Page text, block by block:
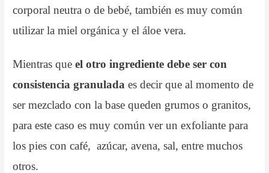
corporal neutra o de bebé, también es muy común
utilizar la miel orgánica y el áloe vera.
Mientras queel otro ingrediente debe ser con
consistencia granulada es decir que al momento de
ser mezclado con la base queden grumos o granitos,
para este caso es muy común ver un exfoliante para
los pies con café, azúcar, avena, sal, entre muchos
otros.